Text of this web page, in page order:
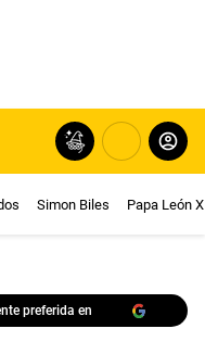
Simon Biles Papa León
preferida en